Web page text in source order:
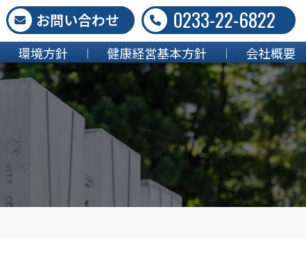
お問い合わせ 0233-22-6822
環境方針 健康経営基本方針 会社概要